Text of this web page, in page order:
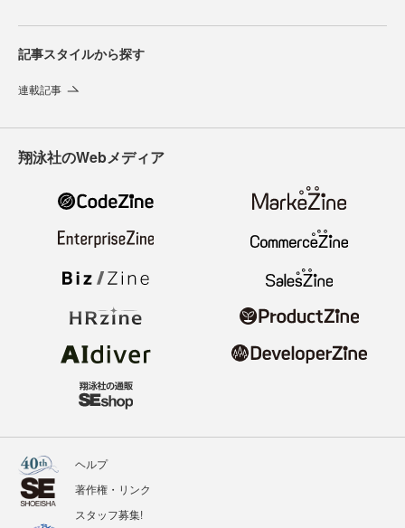
記事スタイルから探す
連載記事
翔泳社のWebメディア
ヘルプ
著作権・リンク
スタッフ募集!